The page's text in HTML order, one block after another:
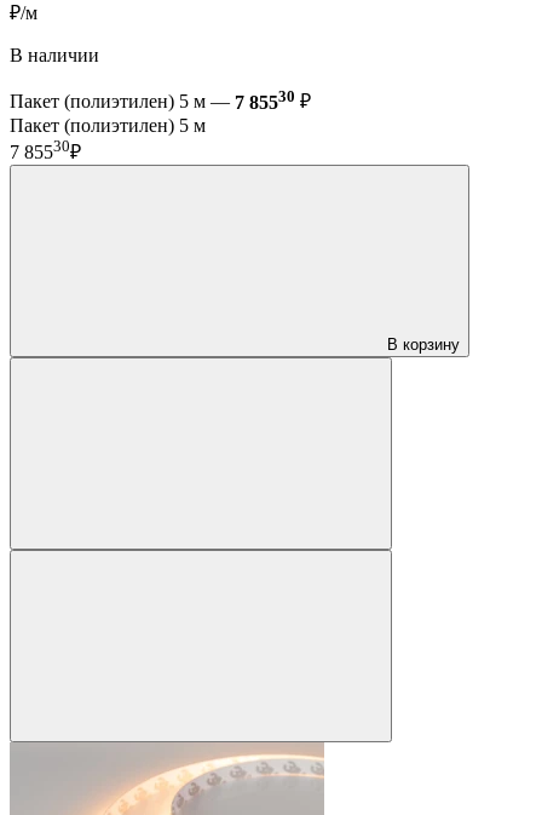
₽/м
В наличии
Пакет (полиэтилен) 5 м — 7 85530 ₽
Пакет (полиэтилен) 5 м
7 85530₽
В корзину